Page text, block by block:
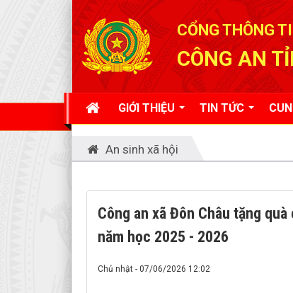
CỔNG THÔNG
CÔNG AN
GIỚI THIỆU TIN TỨC
An sinh xã hội
Công an xã Đôn Châu tặng
năm học 2025 - 2026
Chủ nhật - 07/06/2026 12:02